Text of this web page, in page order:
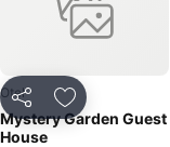
Paylaş Favorilerime
Otel
Mystery Garden Guest
House